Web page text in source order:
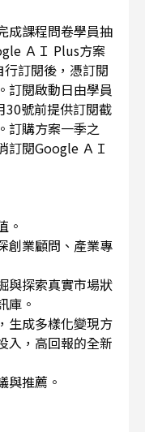
成課程問卷學員抽
ＡＩ Plus方案
訂閱後，憑訂閱
訂閱啟動日由學員
30號前提供訂閱截
訂購方案一季之
訂閱Google ＡＩ
。
創業顧問、產業專
與探索真實市場狀
庫。
生成多樣化變現方
入，高回報的全新
與推薦。